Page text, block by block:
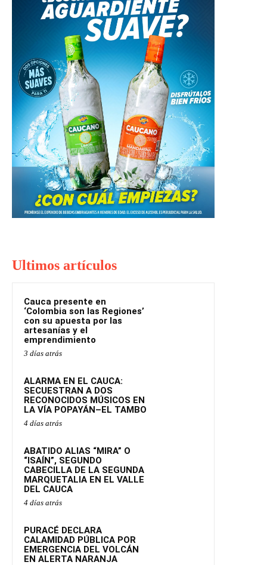
Ultimos artículos
Cauca presente en
‘Colombia son las Regiones’
con su apuesta por las
artesanías y el
emprendimiento
3 días atrás
ALARMA EN EL CAUCA:
SECUESTRAN A DOS
RECONOCIDOS MÚSICOS EN
LA VÍA POPAYÁN–EL TAMBO
4 días atrás
ABATIDO ALIAS “MIRA” O
“ISAÍN”, SEGUNDO
CABECILLA DE LA SEGUNDA
MARQUETALIA EN EL VALLE
DEL CAUCA
4 días atrás
PURACÉ DECLARA
CALAMIDAD PÚBLICA POR
EMERGENCIA DEL VOLCÁN
EN ALERTA NARANJA